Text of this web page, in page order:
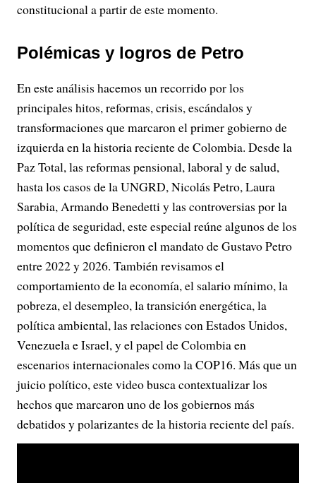
constitucional a partir de este momento.
Polémicas y logros de Petro
En este análisis hacemos un recorrido por los
principales hitos, reformas, crisis, escándalos y
transformaciones que marcaron el primer gobierno de
izquierda en la historia reciente de Colombia. Desde la
Paz Total, las reformas pensional, laboral y de salud,
hasta los casos de la UNGRD, Nicolás Petro, Laura
Sarabia, Armando Benedetti y las controversias por la
política de seguridad, este especial reúne algunos de los
momentos que definieron el mandato de Gustavo Petro
entre 2022 y 2026. También revisamos el
comportamiento de la economía, el salario mínimo, la
pobreza, el desempleo, la transición energética, la
política ambiental, las relaciones con Estados Unidos,
Venezuela e Israel, y el papel de Colombia en
escenarios internacionales como la COP16. Más que un
juicio político, este video busca contextualizar los
hechos que marcaron uno de los gobiernos más
debatidos y polarizantes de la historia reciente del país.